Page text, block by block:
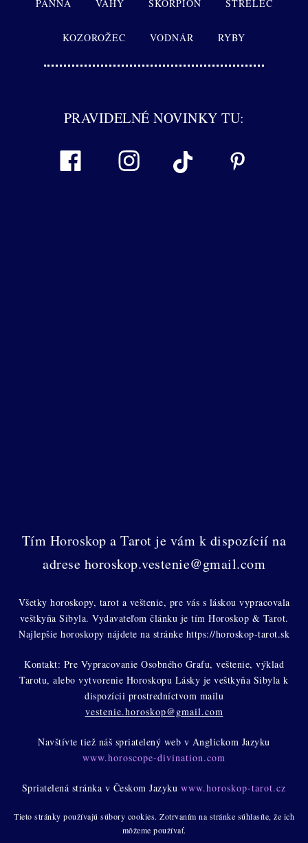
PANNA VÁHY ŠKORPIÓN STRELEC
KOZOROŽEC VODNÁR RYBY
PRAVIDELNÉ NOVINKY TU:
Tím Horoskop a Tarot je vám k dispozícií na
adrese horoskop.vestenie@gmail.com
Všetky horoskopy, tarot a veštenie, pre vás s láskou vypracovala
veštkyňa Sibyla. Vydavateľom článku je tím Horoskop & Tarot.
Najlepšie horoskopy nájdete na stránke https://horoskop-tarot.sk
Kontakt: Pre Vypracovanie Osobného Grafu, veštenie, výklad
Tarotu, alebo vytvorenie Horoskopu Lásky je veštkyňa Sibyla k
dispozícii prostredníctvom mailu
vestenie.horoskop@gmail.com
Navštívte tiež náš spriatelený web v Anglickom Jazyku
www.horoscope-divination.com
Spriatelená stránka v Českom Jazyku www.horoskop-tarot.cz
Tieto stránky používajú súbory cookies. Zotrvaním na stránke súhlasíte, že ich
môžeme používať.